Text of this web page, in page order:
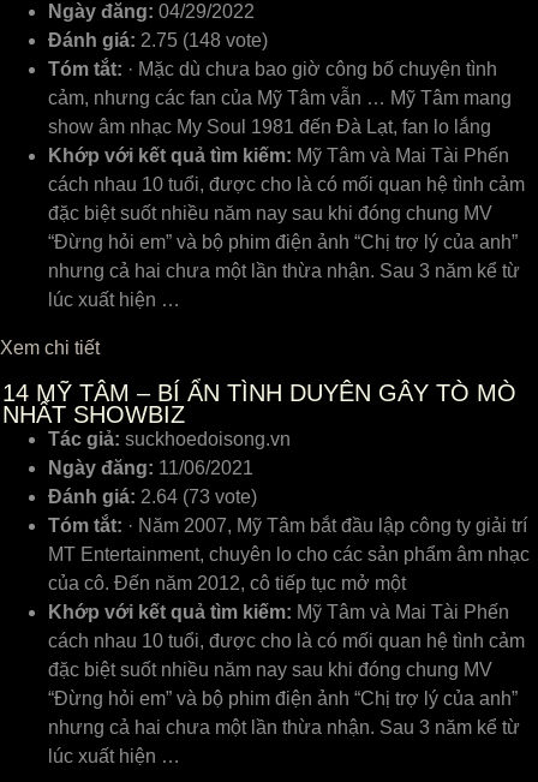
Ngày đăng: 04/29/2022
Đánh giá: 2.75 (148 vote)
Tóm tắt: · Mặc dù chưa bao giờ công bố chuyện tình
cảm, nhưng các fan của Mỹ Tâm vẫn … Mỹ Tâm mang
show âm nhạc My Soul 1981 đến Đà Lạt, fan lo lắng
Khớp với kết quả tìm kiếm: Mỹ Tâm và Mai Tài Phến
cách nhau 10 tuổi, được cho là có mối quan hệ tình cảm
đặc biệt suốt nhiều năm nay sau khi đóng chung MV
“Đừng hỏi em” và bộ phim điện ảnh “Chị trợ lý của anh”
nhưng cả hai chưa một lần thừa nhận. Sau 3 năm kể từ
lúc xuất hiện …
Xem chi tiết
14 MỸ TÂM – BÍ ẨN TÌNH DUYÊN GÂY TÒ MÒ
NHẤT SHOWBIZ
Tác giả: suckhoedoisong.vn
Ngày đăng: 11/06/2021
Đánh giá: 2.64 (73 vote)
Tóm tắt: · Năm 2007, Mỹ Tâm bắt đầu lập công ty giải trí
MT Entertainment, chuyên lo cho các sản phẩm âm nhạc
của cô. Đến năm 2012, cô tiếp tục mở một
Khớp với kết quả tìm kiếm: Mỹ Tâm và Mai Tài Phến
cách nhau 10 tuổi, được cho là có mối quan hệ tình cảm
đặc biệt suốt nhiều năm nay sau khi đóng chung MV
“Đừng hỏi em” và bộ phim điện ảnh “Chị trợ lý của anh”
nhưng cả hai chưa một lần thừa nhận. Sau 3 năm kể từ
lúc xuất hiện …